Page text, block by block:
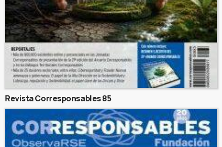
Revista Corresponsables 85